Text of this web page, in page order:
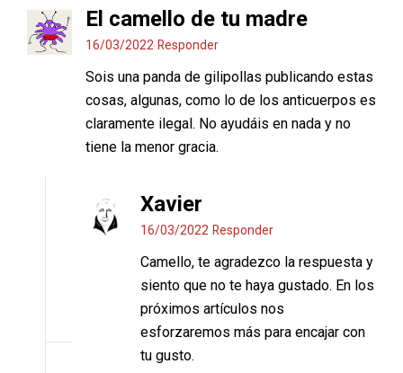
El camello de tu madre
16/03/2022 Responder
Sois una panda de gilipollas publicando estas
cosas, algunas, como lo de los anticuerpos es
claramente ilegal. No ayudáis en nada y no
tiene la menor gracia.
Xavier
16/03/2022 Responder
Camello, te agradezco la respuesta y
siento que no te haya gustado. En los
próximos artículos nos
esforzaremos más para encajar con
tu gusto.